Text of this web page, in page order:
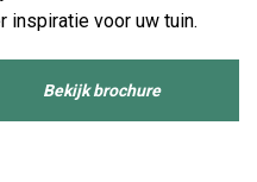
inspiratie voor uw tuin.
Bekijk brochure